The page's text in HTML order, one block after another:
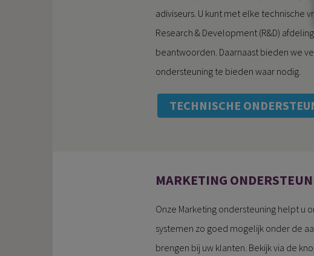
adiviseurs. U kunt met elke technische
Research & Development (R&D)
beantwoorden. Daarnaast bieden we
ondersteuning te bieden waar nodig.
TECHNISCHE
MARKETING
Onze Marketing ondersteuning helpt u
systemen zo goed mogelijk onder de
brengen bij uw klanten. Bekijk via de